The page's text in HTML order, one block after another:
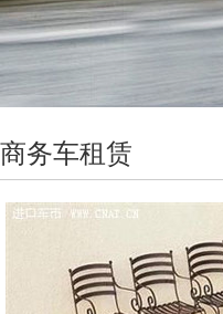
商务车租赁